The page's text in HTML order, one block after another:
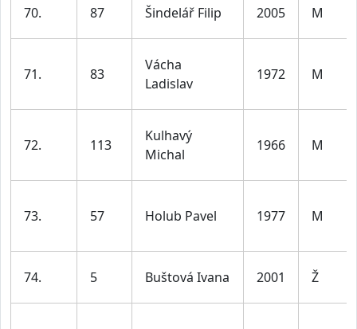
70. 87 Šindelář Filip 2005 M
71. 83
Vácha
Ladislav
1972 M
72. 113
Kulhavý
Michal
1966 M
73. 57 Holub Pavel 1977 M
74. 5 Buštová Ivana 2001 Ž